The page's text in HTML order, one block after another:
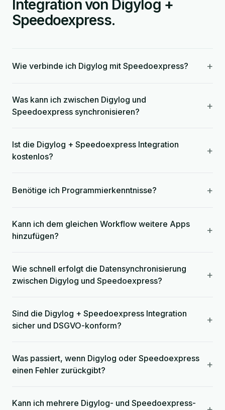
Integration von Digylog +
Speedoexpress.
Wie verbinde ich Digylog mit Speedoexpress? +
Was kann ich zwischen Digylog und
Speedoexpress synchronisieren?
+
Ist die Digylog + Speedoexpress Integration
kostenlos?
+
Benötige ich Programmierkenntnisse? +
Kann ich dem gleichen Workflow weitere Apps
hinzufügen?
+
Wie schnell erfolgt die Datensynchronisierung
zwischen Digylog und Speedoexpress?
+
Sind die Digylog + Speedoexpress Integration
sicher und DSGVO-konform?
+
Was passiert, wenn Digylog oder Speedoexpress
einen Fehler zurückgibt?
+
Kann ich mehrere Digylog- und Speedoexpress-